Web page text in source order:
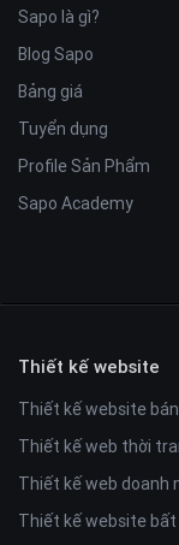
Sapo là gì?
Blog Sapo
Bảng giá
Tuyển dụng
Profile Sản Phẩm
Sapo Academy
Thiết kế website
Thiết kế website
Thiết kế web thời
Thiết kế web doanh
Thiết kế website bất